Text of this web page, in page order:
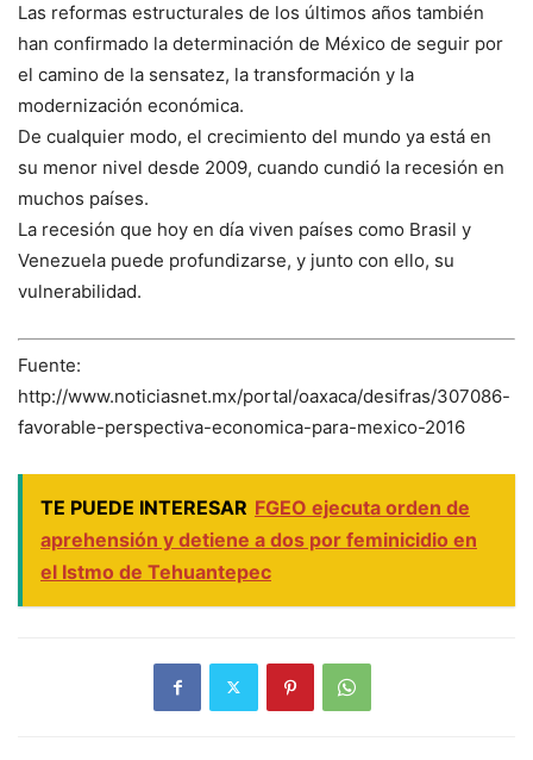
Las reformas estructurales de los últimos años también
han confirmado la determinación de México de seguir por
el camino de la sensatez, la transformación y la
modernización económica.
De cualquier modo, el crecimiento del mundo ya está en
su menor nivel desde 2009, cuando cundió la recesión en
muchos países.
La recesión que hoy en día viven países como Brasil y
Venezuela puede profundizarse, y junto con ello, su
vulnerabilidad.
Fuente:
http://www.noticiasnet.mx/portal/oaxaca/desifras/307086-
favorable-perspectiva-economica-para-mexico-2016
TE PUEDE INTERESAR FGEO ejecuta orden de
aprehensión y detiene a dos por feminicidio en
el Istmo de Tehuantepec